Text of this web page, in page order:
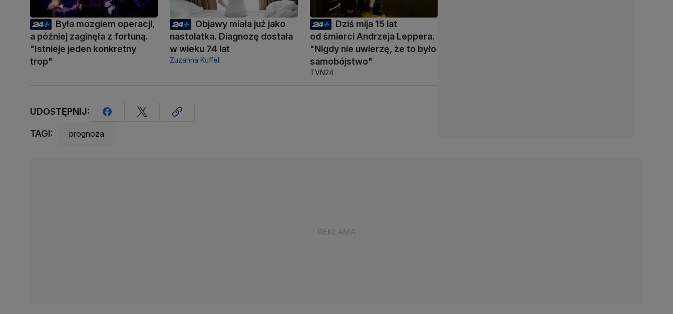
Była mózgiem operacji,
a później zaginęła z fortuną.
"Istnieje jeden konkretny
trop"
Objawy miała już jako
nastolatka. Diagnozę dostała
w wieku 74 lat
Zuzanna Kuffel
Dziś mija 15 lat
od śmierci Andrzeja Leppera.
"Nigdy nie uwierzę, że to było
samobójstwo"
TVN24
UDOSTĘPNIJ:
TAGI: prognoza